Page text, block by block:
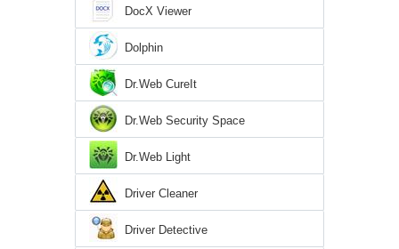
DocX Viewer
Dolphin
Dr.Web CureIt
Dr.Web Security Space
Dr.Web Light
Driver Cleaner
Driver Detective